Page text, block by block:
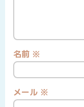
名前 ※
メール ※